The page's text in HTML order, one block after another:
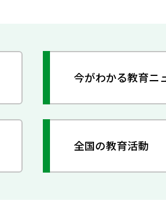
今がわかる教育ニ
全国の教育活動